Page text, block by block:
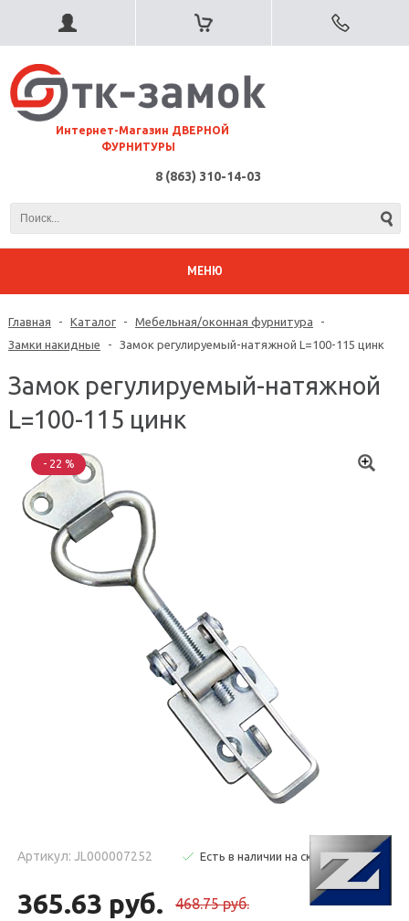
⠀Интернет-Магазин ДВЕРНОЙ
ФУРНИТУРЫ
8 (863) 310-14-03
МЕНЮ
Главная - Каталог - Мебельная/оконная фурнитура
-
Замки накидные
- Замок регулируемый-натяжной L=100-115 цинк
Замок регулируемый-натяжной
L=100-115 цинк
- 22 %
Артикул: JL000007252 Есть в наличии на складе
365.63 руб. 468.75 руб.